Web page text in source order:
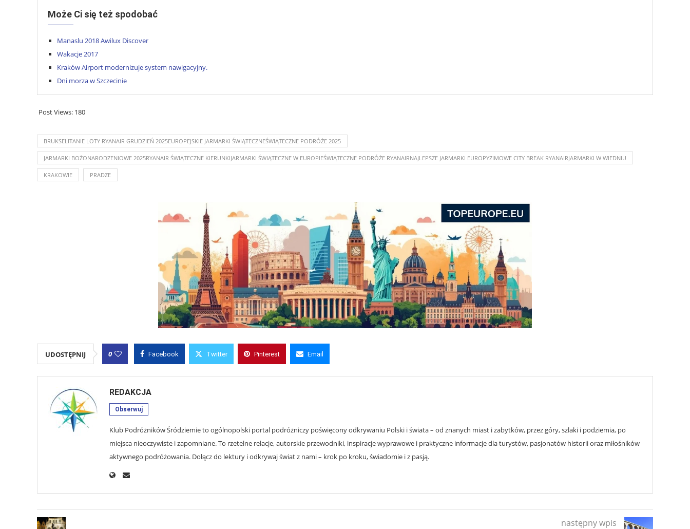
Może Ci się też spodobać
Manaslu 2018 Awilux Discover
Wakacje 2017
Kraków Airport modernizuje system nawigacyjny.
Dni morza w Szczecinie
Post Views: 180
BRUKSELITANIE LOTY RYANAIR GRUDZIEŃ 2025EUROPEJSKIE JARMARKI ŚWIĄTECZNEŚWIĄTECZNE PODRÓŻE 2025
JARMARKI BOŻONARODZENIOWE 2025RYANAIR ŚWIĄTECZNE KIERUNKIJARMARKI ŚWIĄTECZNE W EUROPIEŚWIĄTECZNE PODRÓŻE RYANAIRNAJLEPSZE JARMARKI EUROPYZIMOWE CITY BREAK RYANAIRJARMARKI W WIEDNIU
KRAKOWIE PRADZE
UDOSTĘPNIJ 0 Facebook Twitter Pinterest Email
REDAKCJA
Obserwuj
Klub Podróżników Śródziemie to ogólnopolski portal podróżniczy poświęcony odkrywaniu Polski i świata – od znanych miast i zabytków, przez góry, szlaki i podziemia, po
miejsca nieoczywiste i zapomniane. To rzetelne relacje, autorskie przewodniki, inspiracje wyprawowe i praktyczne informacje dla turystów, pasjonatów historii oraz miłośników
aktywnego podróżowania. Dołącz do lektury i odkrywaj świat z nami – krok po kroku, świadomie i z pasją.
następny wpis